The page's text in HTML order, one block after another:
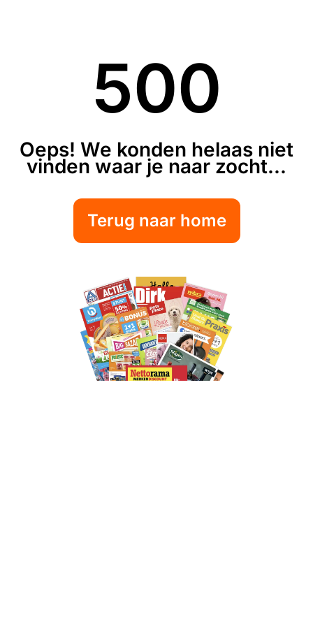
500
Oeps! We konden helaas niet
vinden waar je naar zocht...
Terug naar home